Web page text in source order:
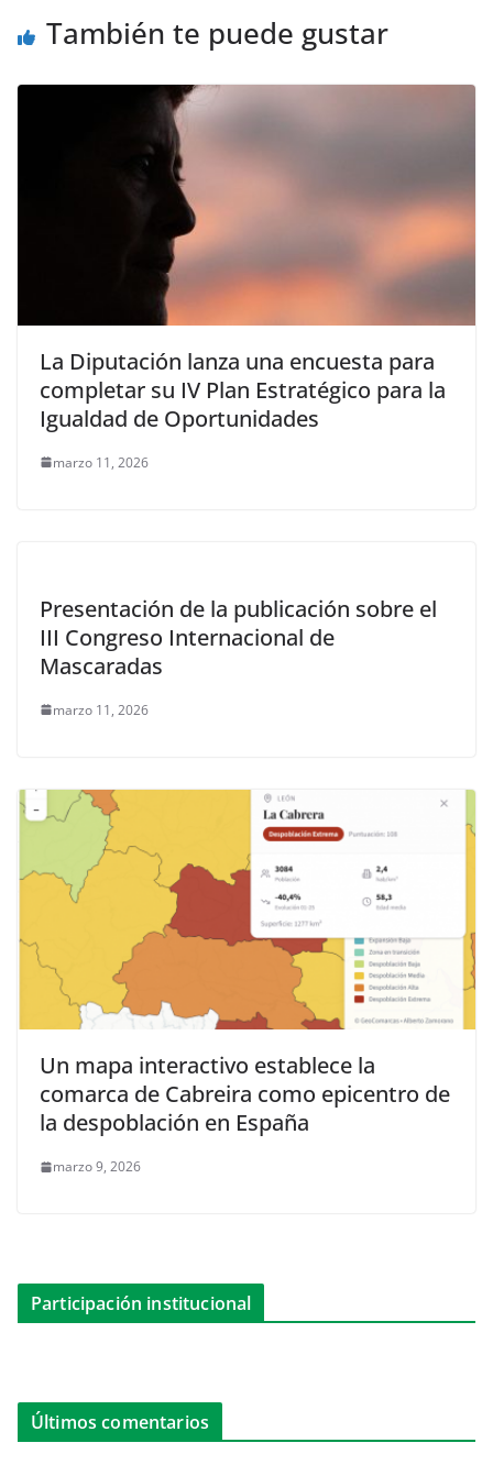
También te puede gustar
La Diputación lanza una encuesta para
completar su IV Plan Estratégico para la
Igualdad de Oportunidades
marzo 11, 2026
Presentación de la publicación sobre el
III Congreso Internacional de
Mascaradas
marzo 11, 2026
Un mapa interactivo establece la
comarca de Cabreira como epicentro de
la despoblación en España
marzo 9, 2026
Participación institucional
Últimos comentarios